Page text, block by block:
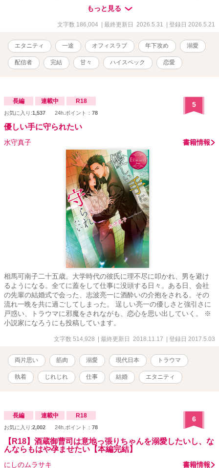
た推し≪イケメンボイスで人気の配信者≫KANATA。 彼の声をご褒
美に、何とか自分を保っている。 職場で主任になり初めて新人の教
育係を任され、同じ部署に配属された新入社員、芦谷 奏汰（あしや
の常識『ホウレンソウ』を自分にしなかったことで、あるミスが発
覚し、凛子は彼を初めて強く叱責する。凛子に『テキトーに仕事を
している』と言われ、本気で怒った彼がオフィスを出て行ってしま
ったことで、物語は大きく動き出す。 初めて二人で飲みに行った
確信へと変わっていって――？ 「……あ、あの。芦谷くんってもし
かして」 ――芦谷くんが、KANATA……なの？ 「え、ここ、ど
こ……！？」 ――っていうか、何で私の隣に彼が、芦谷くんが！？
見知らぬ部屋のベッドで目を覚ました時、隣にいたのは部下の芦谷
じゃ、昨夜の事、何にも覚えてないっすよね？」 酒に酔ってうっか
り部下の芦谷と寝てしまったのかと動揺する凛子に 芦谷は彼の部屋
を案内し、あるものを見せ――。 「つまり、『初めまして、あなた
の推しです』って事っすね。配信、いつも聴いてくれてありがとな
――Rinさん。俺、ずっと会いたかった。俺は、――凛子さんとシた
い。凛子さんは？ 俺に、抱かれたくないですか？」 これまでずっ
と塩対応だった部下。 彼には秘密の顔があった。彼は、凛子の推
し、イケボ配信者で！？ 第18回らぶドロップス恋愛小説コンテスト
応募落選後、 R18シーンを中心に改稿しこちらで連載→完結済み
もっと見る
文字数 186,004 | 最終更新日 2026.5.31 | 登録日 2026.5.21
エタニティ 一途 オフィスラブ 年下攻め 溺愛
配信者 完結 甘々 ハイスペック 恋愛
長編 連載中 R18
お気に入り:1,537 24h.ポイント： 78
5
優しい手に守られたい
水守真子 書籍情報
相馬可南子二十五歳。大学時代の彼氏に理不尽に叩かれ、男を避け
るようになる。全てに蓋をして仕事に没頭する日々。ある日、会社
の先輩の結婚式で会った、志波亮一に酒酔いの介抱をされる。その
流れ一晩を共に過ごしてしまった。 逞しい亮一の優しさと強引さに
戸惑い、トラウマに邪魔をされながも、恋心を思い出していく。 ※
小説家になろうにも投稿しています。
文字数 514,928 | 最終更新日 2018.11.17 | 登録日 2017.5.03
両片思い 筋肉 溺愛 現代日本 トラウマ
執着 じれじれ 仕事 結婚 エタニティ
長編 連載中 R18
お気に入り:2,002 24h.ポイント： 78
6
【R18】酒蔵御曹司は意地っ張りちゃんを溺愛したいし、な
んならもはや孕ませたい【本編完結】
にしのムラサキ 書籍情報